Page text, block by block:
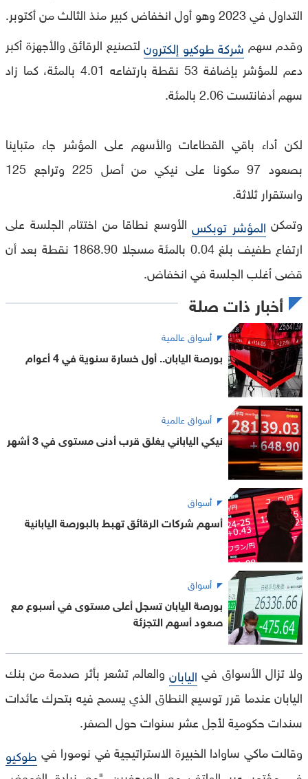
التداول في 2023 وهو أول انخفاض كبير منذ الثالث من أكتوبر.
وقدم سهم شركة طوكيو إلكترونلتصنيع الرقائق والأجهزة أكبر
دعم للمؤشر بإضافة 53 نقطة بارتفاعه 4.01 بالمئة، كما زاد
سهم أدفانتست 2.06 بالمئة.
لكن أداء باقي القطاعات والأسهم على المؤشر جاء متباينا
بصعود 97 مكونا على نيكي من أصل 225 وتراجع 125
واستقرار ثلاثة.
وتمكن المؤشر توبكس الأوسع نطاقا من اختتام الجلسة على
ارتفاع طفيف بلغ 0.04 بالمئة مسجلا 1868.90 نقطة بعد أن
قضى أغلب الجلسة في انخفاض.
أخبار ذات صلة
أسواق عالمية
بورصة اليابان.. أول خسارة سنوية في 4 أعوام
أسواق عالمية
نيكي الياباني يغلق قرب أدنى مستوى في 3 أشهر
أسواق
أسهم شركات الرقائق تهبط بالبورصة اليابانية
أسواق
بورصة اليابان تسجل أعلى مستوى في أسبوع مع
صعود أسهم التجزئة
ولا تزال الأسواق في اليابان والعالم تشعر بأثر صدمة من بنك
اليابان عندما قرر توسيع النطاق الذي يسمح فيه بتحرك عائدات
سندات حكومية لأجل عشر سنوات حول الصفر.
وقالت ماكي ساوادا الخبيرة الاستراتيجية في نومورا في طوكيو